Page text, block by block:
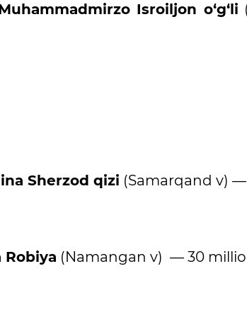
Isroiljon o‘g‘li
Sherzod qizi (Samarqand v)
(Namangan v) — 30